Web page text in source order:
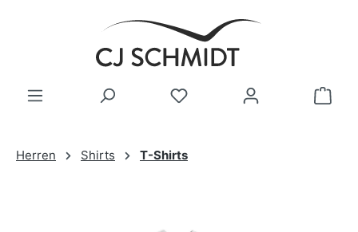
Zum Hauptinhalt springen
Herren Shirts T-Shirts